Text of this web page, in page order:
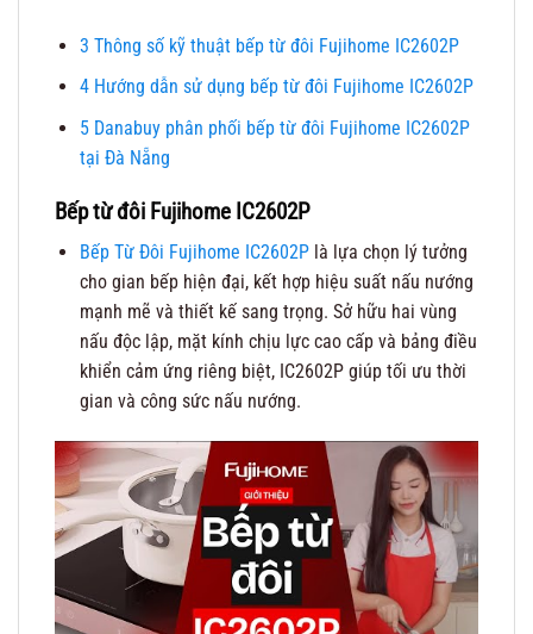
3 Thông số kỹ thuật bếp từ đôi Fujihome IC2602P
4Hướng dẫn sử dụng bếp từ đôi Fujihome IC2602P
5Danabuy phân phối bếp từ đôi Fujihome IC2602P
tại Đà Nẵng
Bếp từ đôi Fujihome IC2602P
Bếp Từ Đôi Fujihome IC2602Plà lựa chọn lý tưởng
cho gian bếp hiện đại, kết hợp hiệu suất nấu nướng
mạnh mẽ và thiết kế sang trọng. Sở hữu hai vùng
nấu độc lập, mặt kính chịu lực cao cấp và bảng điều
khiển cảm ứng riêng biệt, IC2602P giúp tối ưu thời
gian và công sức nấu nướng.